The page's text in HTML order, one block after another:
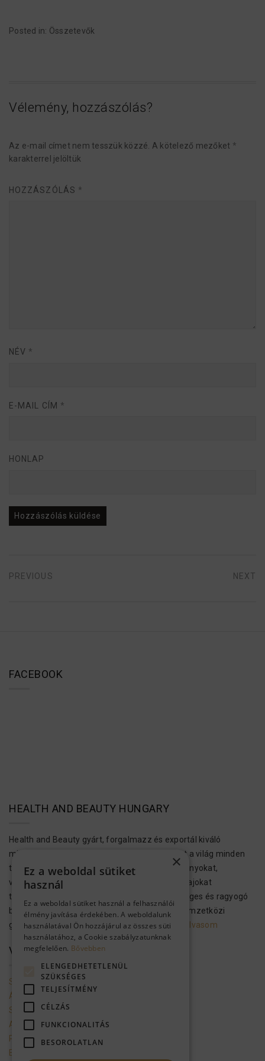
Posted in: Összetevők
Vélemény, hozzászólás?
Az e-mail címet nem tesszük közzé. A kötelező mezőket *
karakterrel jelöltük
HOZZÁSZÓLÁS *
NÉV *
E-MAIL CÍM *
HONLAP
PREVIOUS
NEXT
FACEBOOK
HEALTH AND BEAUTY HUNGARY
Health and Beauty gyárt, forgalmazz és exportál kiváló
minőségű bőr-, test- és hajápolási termékeket a világ minden
tájára. Ezek a kozmetikumok Holt-tengeri ásványokat,
vitaminokat, növényi kivonatokat és aromás olajokat
tartalmaznak, hogy megvalósítsák az egészséges és ragyogó
bőrt és hajat. A H&B kozmetikai termékek a nemzetközi
gyártási előírásoknak megfelelően…..Tovább olvasom
VEVŐSZOLGÁLAT
Szolgáltató adatai
Általános szerződési feltételek
Szállítási feltételek
Adatkezelési tájékoztató
Promóciók mappa a gmailbe
Ellálás a szerződéstől
×
Ez a weboldal sütiket
használ
Ez a weboldal sütiket használ a felhasználói
élmény javítása érdekében. A weboldalunk
használatával Ön hozzájárul az összes süti
használatához, a Cookie szabályzatunknak
megfelelően. Bővebben
ELENGEDHETETLENÜL
SZÜKSÉGES
TELJESÍTMÉNY
CÉLZÁS
FUNKCIONALITÁS
BESOROLATLAN